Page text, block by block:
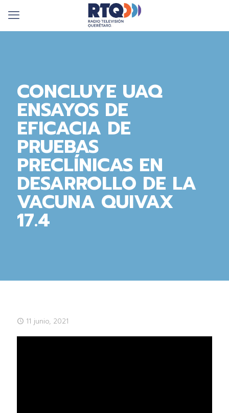
CONCLUYE UAQ
ENSAYOS DE
EFICACIA DE
PRUEBAS
PRECLÍNICAS EN
DESARROLLO DE LA
VACUNA QUIVAX
17.4
11 junio, 2021